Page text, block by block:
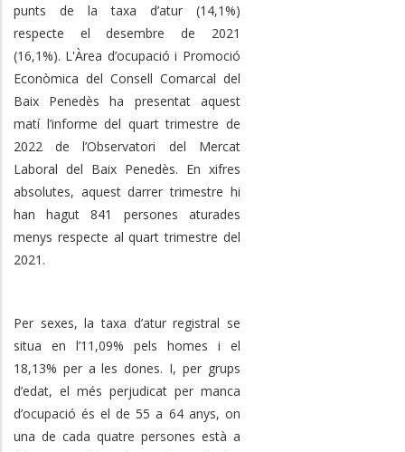
punts de la taxa d’atur (14,1%)
respecte el desembre de 2021
(16,1%). L'Àrea d’ocupació i Promoció
Econòmica del Consell Comarcal del
Baix Penedès ha presentat aquest
matí l’informe del quart trimestre de
2022 de l’Observatori del Mercat
Laboral del Baix Penedès. En xifres
absolutes, aquest darrer trimestre hi
han hagut 841 persones aturades
menys respecte al quart trimestre del
2021.
Per sexes, la taxa d’atur registral se
situa en l’11,09% pels homes i el
18,13% per a les dones. I, per grups
d’edat, el més perjudicat per manca
d’ocupació és el de 55 a 64 anys, on
una de cada quatre persones està a